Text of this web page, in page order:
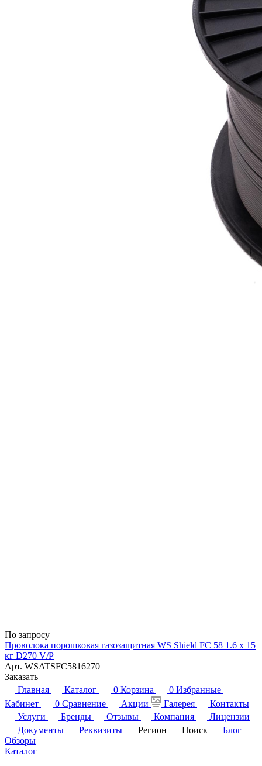
По запросу
Проволока порошковая газозащитная WS Shield FC 58 1.6 х 15
кг D270 V/P
Арт. WSATSFC5816270
Заказать
Главная
Каталог 0 Корзина 0 Избранные
Кабинет
0 Сравнение Акции Галерея
Контакты
Услуги
Бренды Отзывы Компания
Лицензии
Документы
Реквизиты Регион Поиск
Блог
Обзоры
Каталог